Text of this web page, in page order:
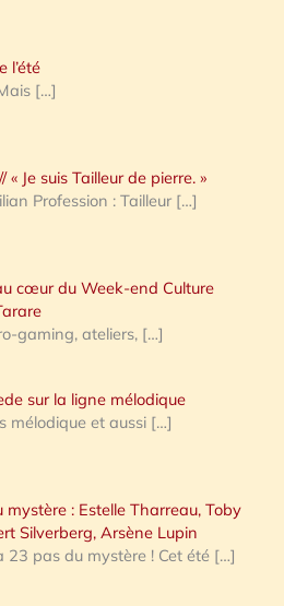
l’été
[…]
« Je suis Tailleur de pierre. »
Profession : Tailleur […]
cœur du Week-end Culture
gaming, ateliers, […]
sur la ligne mélodique
mélodique et aussi […]
: Estelle Tharreau, Toby
Silverberg, Arsène Lupin
23 pas du mystère ! Cet été […]